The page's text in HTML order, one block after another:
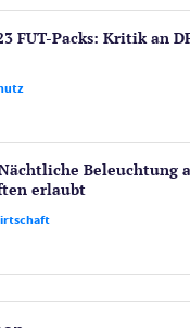
FUT-Packs: Kritik an
Beleuch­tung
erlaubt